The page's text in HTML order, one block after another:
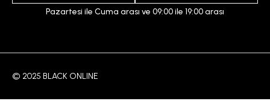
Pazartesi ile Cuma arası ve 09:00 ile 19:00 arası
© 2025 BLACK ONLINE